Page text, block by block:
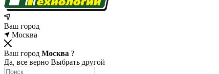
Ваш город
Москва
Ваш город Москва ?
Да, все верно Выбрать другой